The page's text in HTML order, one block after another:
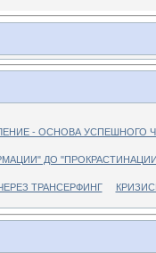
- ОСНОВА УСПЕШНОГО
ДО
ТРАНСЕРФИНГ